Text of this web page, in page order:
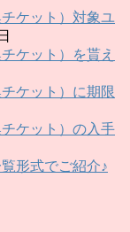
ケット）対象ユ
ケット）を貰え
ケット）に期限
ケット）の入手
形式でご紹介♪